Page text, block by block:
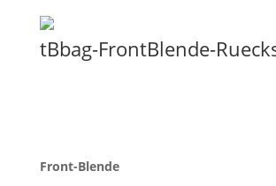
tBbag-FrontBlende-
Front-Blende